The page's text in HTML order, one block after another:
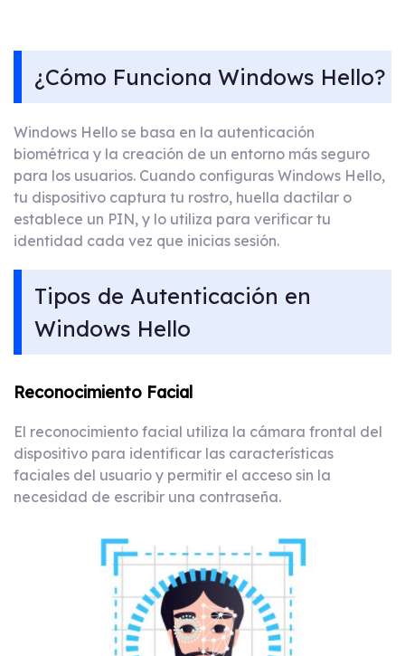
¿Cómo Funciona Windows Hello?
Windows Hello se basa en la autenticación
biométrica y la creación de un entorno más seguro
para los usuarios. Cuando configuras Windows Hello,
tu dispositivo captura tu rostro, huella dactilar o
establece un PIN, y lo utiliza para verificar tu
identidad cada vez que inicias sesión.
Tipos de Autenticación en
Windows Hello
Reconocimiento Facial
El reconocimiento facial utiliza la cámara frontal del
dispositivo para identificar las características
faciales del usuario y permitir el acceso sin la
necesidad de escribir una contraseña.